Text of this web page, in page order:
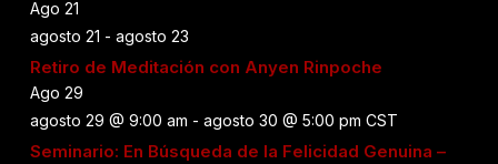
Ago 21
agosto 21 - agosto 23
Retiro de Meditación con Anyen Rinpoche
Ago 29
agosto 29 @ 9:00 am - agosto 30 @ 5:00 pm CST
Seminario: En Búsqueda de la Felicidad Genuina –